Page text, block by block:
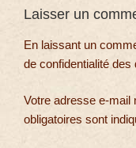
Laisser un
En laissant un
de confidentialité
Votre adresse e-mail
obligatoires sont